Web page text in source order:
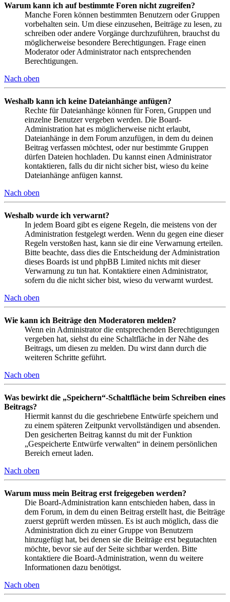
Warum kann ich auf bestimmte Foren nicht zugreifen?
Manche Foren können bestimmten Benutzern oder Gruppen
vorbehalten sein. Um diese einzusehen, Beiträge zu lesen, zu
schreiben oder andere Vorgänge durchzuführen, brauchst du
möglicherweise besondere Berechtigungen. Frage einen
Moderator oder Administrator nach entsprechenden
Berechtigungen.
Nach oben
Weshalb kann ich keine Dateianhänge anfügen?
Rechte für Dateianhänge können für Foren, Gruppen und
einzelne Benutzer vergeben werden. Die Board-
Administration hat es möglicherweise nicht erlaubt,
Dateianhänge in dem Forum anzufügen, in dem du deinen
Beitrag verfassen möchtest, oder nur bestimmte Gruppen
dürfen Dateien hochladen. Du kannst einen Administrator
kontaktieren, falls du dir nicht sicher bist, wieso du keine
Dateianhänge anfügen kannst.
Nach oben
Weshalb wurde ich verwarnt?
In jedem Board gibt es eigene Regeln, die meistens von der
Administration festgelegt werden. Wenn du gegen eine dieser
Regeln verstoßen hast, kann sie dir eine Verwarnung erteilen.
Bitte beachte, dass dies die Entscheidung der Administration
dieses Boards ist und phpBB Limited nichts mit dieser
Verwarnung zu tun hat. Kontaktiere einen Administrator,
sofern du die nicht sicher bist, wieso du verwarnt wurdest.
Nach oben
Wie kann ich Beiträge den Moderatoren melden?
Wenn ein Administrator die entsprechenden Berechtigungen
vergeben hat, siehst du eine Schaltfläche in der Nähe des
Beitrags, um diesen zu melden. Du wirst dann durch die
weiteren Schritte geführt.
Nach oben
Was bewirkt die „Speichern“-Schaltfläche beim Schreiben eines
Beitrags?
Hiermit kannst du die geschriebene Entwürfe speichern und
zu einem späteren Zeitpunkt vervollständigen und absenden.
Den gesicherten Beitrag kannst du mit der Funktion
„Gespeicherte Entwürfe verwalten“ in deinem persönlichen
Bereich erneut laden.
Nach oben
Warum muss mein Beitrag erst freigegeben werden?
Die Board-Administration kann entschieden haben, dass in
dem Forum, in dem du einen Beitrag erstellt hast, die Beiträge
zuerst geprüft werden müssen. Es ist auch möglich, dass die
Administration dich zu einer Gruppe von Benutzern
hinzugefügt hat, bei denen sie die Beiträge erst begutachten
möchte, bevor sie auf der Seite sichtbar werden. Bitte
kontaktiere die Board-Administration, wenn du weitere
Informationen dazu benötigst.
Nach oben